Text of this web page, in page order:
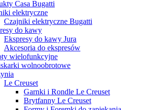
Casa Bugatti
elektryczne
Czajniki elektryczne Bugatti
do kawy
Ekspresy do kawy Jura
Akcesoria do ekspresów
wielofunkcyjne
wolnoobrotowe
Le Creuset
Garnki i Rondle Le Creuset
Brytfanny Le Creuset